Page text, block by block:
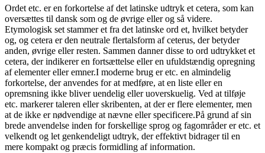
Ordet etc. er en forkortelse af det latinske udtryk et cetera, som kan
oversættes til dansk som og de øvrige eller og så videre.
Etymologisk set stammer et fra det latinske ord et, hvilket betyder
og, og cetera er den neutrale flertalsform af ceterus, der betyder
anden, øvrige eller resten. Sammen danner disse to ord udtrykket et
cetera, der indikerer en fortsættelse eller en ufuldstændig opregning
af elementer eller emner.I moderne brug er etc. en almindelig
forkortelse, der anvendes for at medføre, at en liste eller en
opremsning ikke bliver uendelig eller uoverskuelig. Ved at tilføje
etc. markerer taleren eller skribenten, at der er flere elementer, men
at de ikke er nødvendige at nævne eller specificere.På grund af sin
brede anvendelse inden for forskellige sprog og fagområder er etc. et
velkendt og let genkendeligt udtryk, der effektivt bidrager til en
mere kompakt og præcis formidling af information.